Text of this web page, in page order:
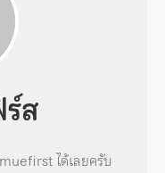
ส
ได้เลยครับ